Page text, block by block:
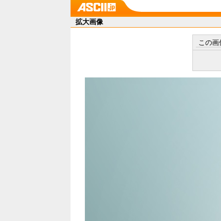
拡大画像
この